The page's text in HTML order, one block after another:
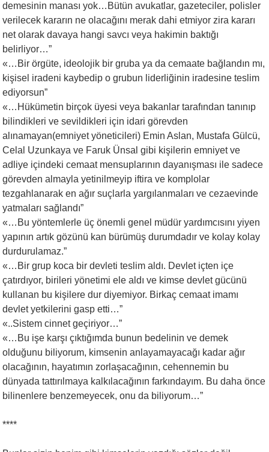
demesinin manası yok…Bütün avukatlar, gazeteciler, polisler
verilecek kararın ne olacağını merak dahi etmiyor zira kararı
net olarak davaya hangi savcı veya hakimin baktığı
belirliyor…”
«…Bir örgüte, ideolojik bir gruba ya da cemaate bağlandın mı,
kişisel iradeni kaybedip o grubun liderliğinin iradesine teslim
ediyorsun”
«…Hükümetin birçok üyesi veya bakanlar tarafından tanınıp
bilindikleri ve sevildikleri için idari görevden
alınamayan(emniyet yöneticileri) Emin Aslan, Mustafa Gülcü,
Celal Uzunkaya ve Faruk Ünsal gibi kişilerin emniyet ve
adliye içindeki cemaat mensuplarının dayanışması ile sadece
görevden almayla yetinilmeyip iftira ve komplolar
tezgahlanarak en ağır suçlarla yargılanmaları ve cezaevinde
yatmaları sağlandı”
«…Bu yöntemlerle üç önemli genel müdür yardımcısını yiyen
yapının artık gözünü kan bürümüş durumdadır ve kolay kolay
durdurulamaz.”
«…Bir grup koca bir devleti teslim aldı. Devlet içten içe
çatırdıyor, birileri yönetimi ele aldı ve kimse devlet gücünü
kullanan bu kişilere dur diyemiyor. Birkaç cemaat imamı
devlet yetkilerini gasp etti…”
«..Sistem cinnet geçiriyor…”
«…Bu işe karşı çıktığımda bunun bedelinin ve demek
olduğunu biliyorum, kimsenin anlayamayacağı kadar ağır
olacağının, hayatımın zorlaşacağının, cehennemin bu
dünyada tattırılmaya kalkılacağının farkındayım. Bu daha önce
bilinenlere benzemeyecek, onu da biliyorum…”
****